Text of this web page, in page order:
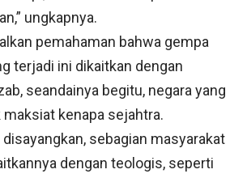
ungkapnya.
pemahaman bahwa gempa
terjadi ini dikaitkan dengan
seandainya begitu, negara yang
kenapa sejahtra.
sebagian masyarakat
dengan teologis, seperti